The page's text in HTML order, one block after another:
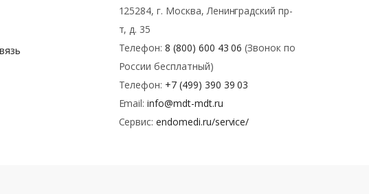
125284, г. Москва, Ленинградский пр-
т, д. 35
Телефон:8 (800) 600 43 06 (Звонок по
России бесплатный)
Телефон: +7 (499) 390 39 03
Email:info@mdt-mdt.ru
Сервис:endomedi.ru/service/